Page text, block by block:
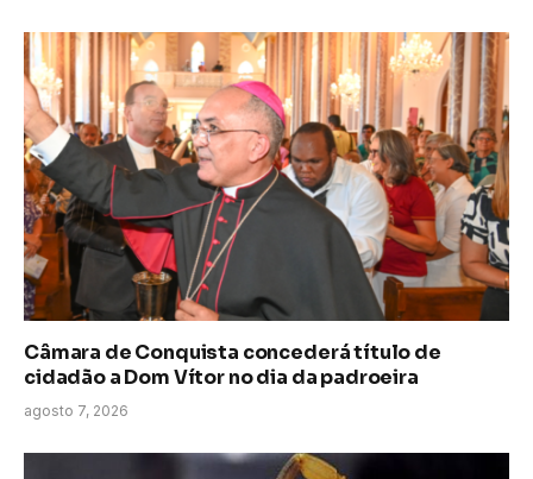
Câmara de Conquista concederá título de
cidadão a Dom Vítor no dia da padroeira
agosto 7, 2026